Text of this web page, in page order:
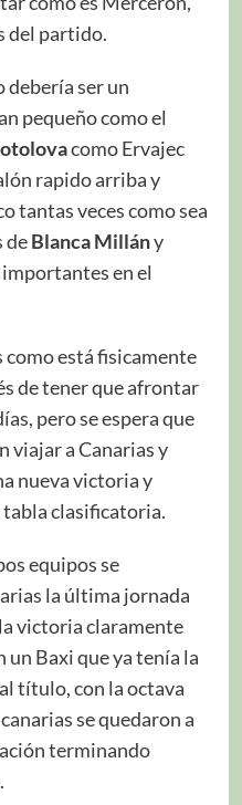
del partido.
ser un
pequeño como el
como Ervajec
rapido arriba y
tantas veces como sea
deBlanca Millány
en el
como está fisicamente
de tener que afrontar
pero se espera que
viajar a Canarias y
nueva victoria y
tabla clasificatoria.
equipos se
la última jornada
victoria claramente
un Baxi que ya tenía la
título, con la octava
se quedaron a
terminando